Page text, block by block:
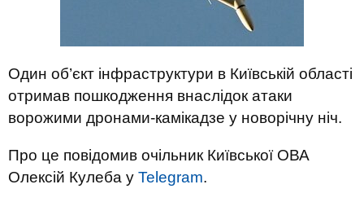
Один об’єкт інфраструктури в Київській області
отримав пошкодження внаслідок атаки
ворожими дронами-камікадзе у новорічну ніч.
Про це повідомив очільник Київської ОВА
Олексій Кулеба у Telegram.